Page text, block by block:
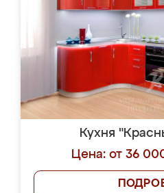
Кухня
Цена: от 36